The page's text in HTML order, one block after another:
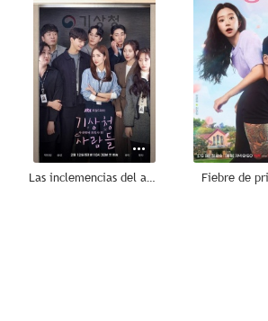
Las inclemencias del amor Fiebre de